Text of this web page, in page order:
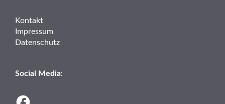
Kontakt
Impressum
Datenschutz
Social Media: